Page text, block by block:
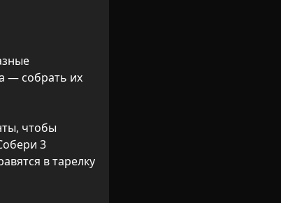
— собрать их
чтобы
3
в тарелку